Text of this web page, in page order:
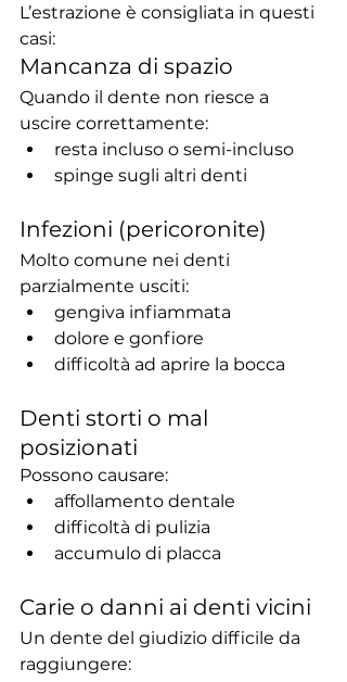
L’estrazione è consigliata in questi
casi:
Mancanza di spazio
Quando il dente non riesce a
uscire correttamente:
resta incluso o semi-incluso
spinge sugli altri denti
Infezioni (pericoronite)
Molto comune nei denti
parzialmente usciti:
gengiva infiammata
dolore e gonfiore
difficoltà ad aprire la bocca
Denti storti o mal
posizionati
Possono causare:
affollamento dentale
difficoltà di pulizia
accumulo di placca
Carie o danni ai denti vicini
Un dente del giudizio difficile da
raggiungere: